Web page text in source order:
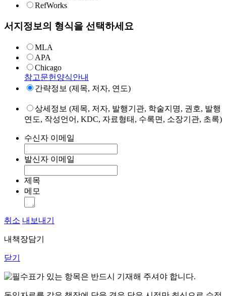
RefWorks
서지정보의 형식을 선택하세요
MLA
APA
Chicago
참고문헌양식안내
간략정보 (제목, 저자, 연도)
상세정보 (제목, 저자, 발행기관, 학술지명, 권호, 발행
연도, 작성언어, KDC, 자료형태, 수록면, 소장기관, 초록)
수신자 이메일
발신자 이메일
제목
메모
취소 내보내기
내책장담기
닫기
표가 있는 항목은 반드시 기재해 주셔야 합니다.